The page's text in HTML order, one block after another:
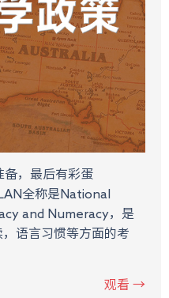
备，最后有彩蛋
全称是National
and Numeracy，是
语言习惯等方面的考
观看 →